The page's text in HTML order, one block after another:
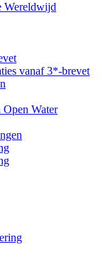
Wereldwijd
vanaf 3*-brevet
Water